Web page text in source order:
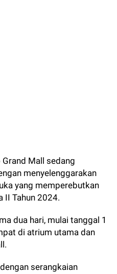
Grand Mall sedang
menyelenggarakan
yang memperebutkan
II Tahun 2024.
dua hari, mulai tanggal 1
di atrium utama dan
serangkaian